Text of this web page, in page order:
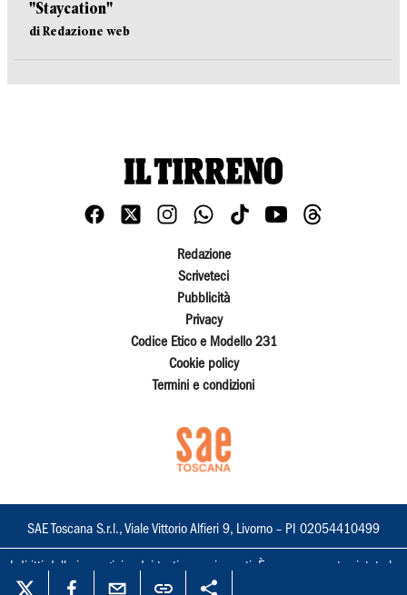
"Staycation"
di Redazione web
Redazione
Scriveteci
Pubblicità
Privacy
Codice Etico e Modello 231
Cookie policy
Termini e condizioni
SAE Toscana S.r.l., Viale Vittorio Alfieri 9, Livorno – PI 02054410499
I diritti delle immagini e dei testi sono riservati. È espressamente vietata la
loro riproduzione con qualsiasi mezzo e l'adattamento totale o parziale.